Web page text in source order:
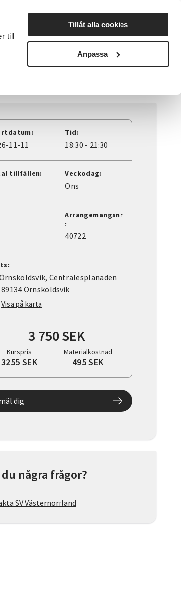
till
Tillåt alla cookies
Anpassa
Nyheter Avdelningar
11-11
Tid:
18:30 - 21:30
tillfällen: Veckodag:
Ons
Arrangemangsnr
:
40722
Örnsköldsvik, Centralesplanaden
89134 Örnsköldsvik
Visa på karta
3 750 SEK
Kurspris
3255 SEK
Materialkostnad
495 SEK
dig
du några frågor?
SV Västernorrland